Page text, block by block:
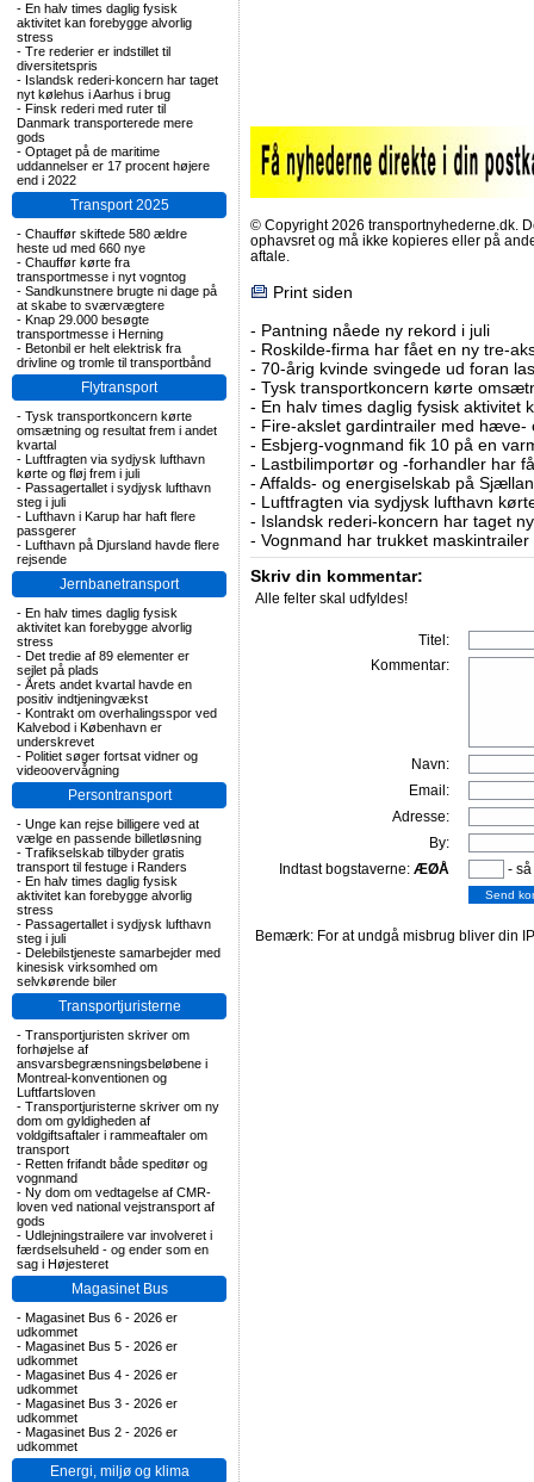
- En halv times daglig fysisk
aktivitet kan forebygge alvorlig
stress
- Tre rederier er indstillet til
diversitetspris
- Islandsk rederi-koncern har taget
nyt kølehus i Aarhus i brug
- Finsk rederi med ruter til
Danmark transporterede mere
gods
- Optaget på de maritime
uddannelser er 17 procent højere
end i 2022
Transport 2025
- Chauffør skiftede 580 ældre
heste ud med 660 nye
- Chauffør kørte fra
transportmesse i nyt vogntog
- Sandkunstnere brugte ni dage på
at skabe to sværvægtere
- Knap 29.000 besøgte
transportmesse i Herning
- Betonbil er helt elektrisk fra
drivline og tromle til transportbånd
Flytransport
- Tysk transportkoncern kørte
omsætning og resultat frem i andet
kvartal
- Luftfragten via sydjysk lufthavn
kørte og fløj frem i juli
- Passagertallet i sydjysk lufthavn
steg i juli
- Lufthavn i Karup har haft flere
passgerer
- Lufthavn på Djursland havde flere
rejsende
Jernbanetransport
- En halv times daglig fysisk
aktivitet kan forebygge alvorlig
stress
- Det tredie af 89 elementer er
sejlet på plads
- Årets andet kvartal havde en
positiv indtjeningvækst
- Kontrakt om overhalingsspor ved
Kalvebod i København er
underskrevet
- Politiet søger fortsat vidner og
videoovervågning
Persontransport
- Unge kan rejse billigere ved at
vælge en passende billetløsning
- Trafikselskab tilbyder gratis
transport til festuge i Randers
- En halv times daglig fysisk
aktivitet kan forebygge alvorlig
stress
- Passagertallet i sydjysk lufthavn
steg i juli
- Delebilstjeneste samarbejder med
kinesisk virksomhed om
selvkørende biler
Transportjuristerne
- Transportjuristen skriver om
forhøjelse af
ansvarsbegrænsningsbeløbene i
Montreal-konventionen og
Luftfartsloven
- Transportjuristerne skriver om ny
dom om gyldigheden af
voldgiftsaftaler i rammeaftaler om
transport
- Retten frifandt både speditør og
vognmand
- Ny dom om vedtagelse af CMR-
loven ved national vejstransport af
gods
- Udlejningstrailere var involveret i
færdselsuheld - og ender som en
sag i Højesteret
Magasinet Bus
- Magasinet Bus 6 - 2026 er
udkommet
- Magasinet Bus 5 - 2026 er
udkommet
- Magasinet Bus 4 - 2026 er
udkommet
- Magasinet Bus 3 - 2026 er
udkommet
- Magasinet Bus 2 - 2026 er
udkommet
Energi, miljø og klima
© Copyright 2026 transportnyhederne.dk.
ophavsret og må ikke kopieres eller på
aftale.
Print siden
- Pantning nåede ny rekord i juli
- Roskilde-firma har fået en ny tre-
- 70-årig kvinde svingede ud foran
- Tysk transportkoncern kørte
- En halv times daglig fysisk aktivitet
- Fire-akslet gardintrailer med hæve-
- Esbjerg-vognmand fik 10 på en
- Lastbilimportør og -forhandler har
- Affalds- og energiselskab på
- Luftfragten via sydjysk lufthavn
- Islandsk rederi-koncern har taget
- Vognmand har trukket
Skriv din kommentar:
Alle felter skal udfyldes!
Titel:
Kommentar:
Navn:
Email:
Adresse:
By:
Indtast bogstaverne: ÆØÅ -
Bemærk: For at undgå misbrug bliver din